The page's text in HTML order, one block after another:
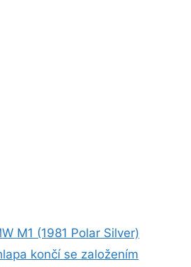
M1 (1981 Polar Silver)
končí se založením